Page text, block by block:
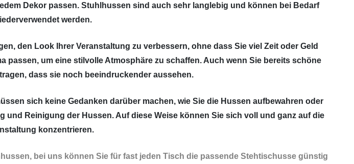
Dekor passen. Stuhlhussen sind auch sehr langlebig und können bei Bedarf
werden.
den Look Ihrer Veranstaltung zu verbessern, ohne dass Sie viel Zeit oder Geld
um eine stilvolle Atmosphäre zu schaffen. Auch wenn Sie bereits schöne
dass sie noch beeindruckender aussehen.
sich keine Gedanken darüber machen, wie Sie die Hussen aufbewahren oder
Reinigung der Hussen. Auf diese Weise können Sie sich voll und ganz auf die
konzentrieren.
bei uns können Sie für fast jeden Tisch die passende Stehtischusse günstig